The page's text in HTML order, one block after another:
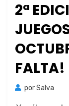
2ª
FALTA!
porSalva